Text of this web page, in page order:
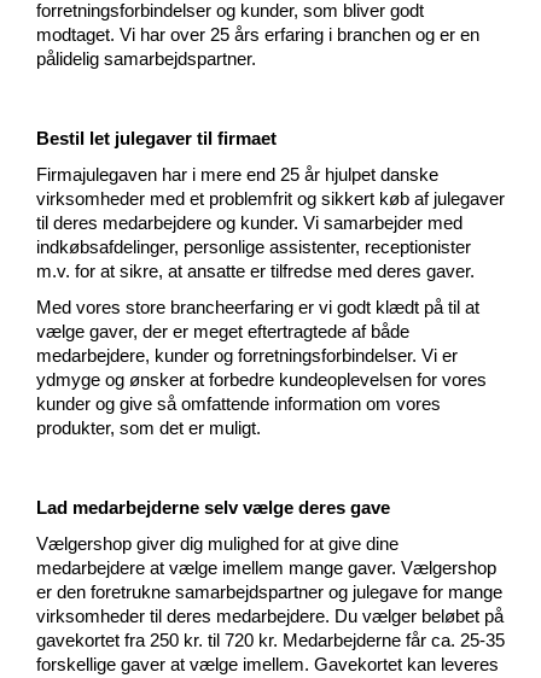
forretningsforbindelser og kunder, som bliver godt
modtaget. Vi har over 25 års erfaring i branchen og er en
pålidelig samarbejdspartner.
Bestil let julegaver til firmaet
Firmajulegaven har i mere end 25 år hjulpet danske
virksomheder med et problemfrit og sikkert køb af julegaver
til deres medarbejdere og kunder. Vi samarbejder med
indkøbsafdelinger, personlige assistenter, receptionister
m.v. for at sikre, at ansatte er tilfredse med deres gaver.
Med vores store brancheerfaring er vi godt klædt på til at
vælge gaver, der er meget eftertragtede af både
medarbejdere, kunder og forretningsforbindelser. Vi er
ydmyge og ønsker at forbedre kundeoplevelsen for vores
kunder og give så omfattende information om vores
produkter, som det er muligt.
Lad medarbejderne selv vælge deres gave
Vælgershop giver dig mulighed for at give dine
medarbejdere at vælge imellem mange gaver. Vælgershop
er den foretrukne samarbejdspartner og julegave for mange
virksomheder til deres medarbejdere. Du vælger beløbet på
gavekortet fra 250 kr. til 720 kr. Medarbejderne får ca. 25-35
forskellige gaver at vælge imellem. Gavekortet kan leveres